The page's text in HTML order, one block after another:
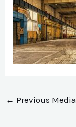
← Previous Media